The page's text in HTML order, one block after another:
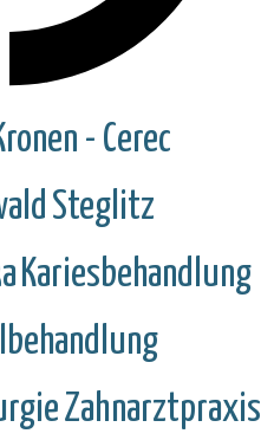
- Cerec
Steglitz
Kariesbehandlung
Zahnarztpraxis